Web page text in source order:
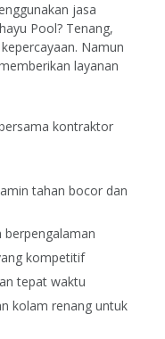
jasa
Pool? Tenang,
Namun
layanan
kontraktor
tahan bocor dan
berpengalaman
kompetitif
tepat waktu
kolam renang untuk